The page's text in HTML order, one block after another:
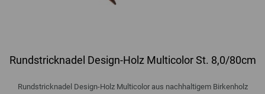
Rundstricknadel Design-Holz Multicolor St. 8,0/80cm
Rundstricknadel Design-Holz Multicolor aus nachhaltigem Birkenholz